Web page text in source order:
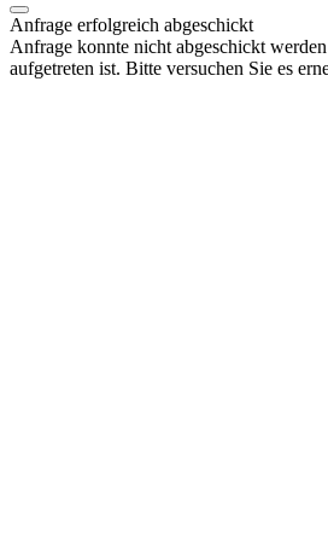
Anfrage erfolgreich abgeschickt
Anfrage konnte nicht abgeschickt
aufgetreten ist. Bitte versuchen Sie es